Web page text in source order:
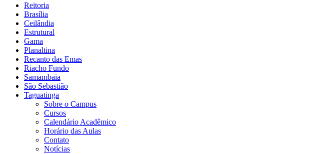
Reitoria
Brasília
Ceilândia
Estrutural
Gama
Planaltina
Recanto das Emas
Riacho Fundo
Samambaia
São Sebastião
Taguatinga
Sobre o Campus
Cursos
Calendário Acadêmico
Horário das Aulas
Contato
Notícias